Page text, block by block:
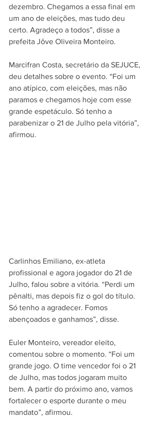
dezembro. Chegamos a essa final em
um ano de eleições, mas tudo deu
certo. Agradeço a todos”, disse a
prefeita Jôve Oliveira Monteiro.
Marcifran Costa, secretário da SEJUCE,
deu detalhes sobre o evento. “Foi um
ano atípico, com eleições, mas não
paramos e chegamos hoje com esse
grande espetáculo. Só tenho a
parabenizar o 21 de Julho pela vitória”,
afirmou.
Carlinhos Emiliano, ex-atleta
profissional e agora jogador do 21 de
Julho, falou sobre a vitória. “Perdi um
pênalti, mas depois fiz o gol do título.
Só tenho a agradecer. Fomos
abençoados e ganhamos”, disse.
Euler Monteiro, vereador eleito,
comentou sobre o momento. “Foi um
grande jogo. O time vencedor foi o 21
de Julho, mas todos jogaram muito
bem. A partir do próximo ano, vamos
fortalecer o esporte durante o meu
mandato”, afirmou.